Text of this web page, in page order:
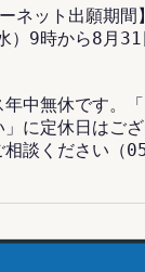
ネット出願期間】
）9時から8月
中無休です。
に定休日はご
相談ください（